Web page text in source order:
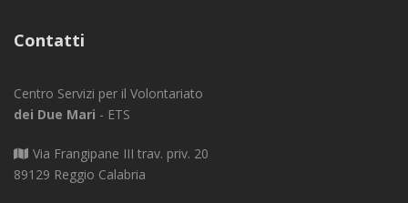
Contatti
Centro Servizi per il Volontariato
dei Due Mari - ETS
Via Frangipane III trav. priv. 20
89129 Reggio Calabria